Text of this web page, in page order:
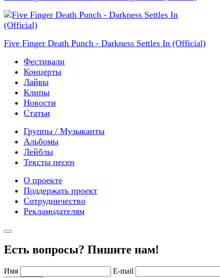
Five Finger Death Punch - Darkness Settles In (Official)
Фестивали
Концерты
Лайвы
Клипы
Новости
Статьи
Группы / Музыканты
Альбомы
Лейблы
Тексты песен
О проекте
Поддержать проект
Сотрудничество
Рекламодателям
Есть вопросы? Пишите нам!
Имя E-mail